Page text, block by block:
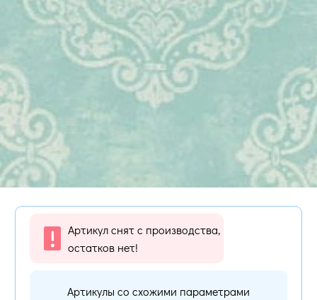
Артикул снят с производства,
остатков нет!
Артикулы со схожими параметрами